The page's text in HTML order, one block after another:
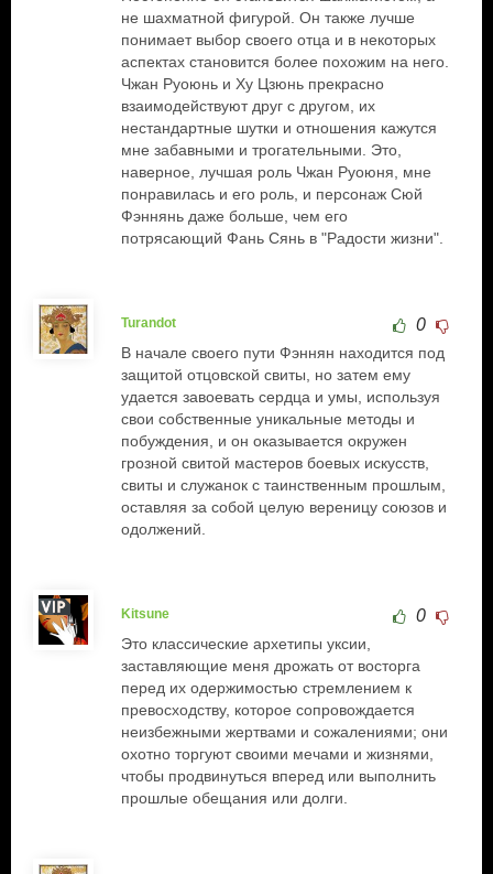
не шахматной фигурой. Он также лучше
понимает выбор своего отца и в некоторых
аспектах становится более похожим на него.
Чжан Руоюнь и Ху Цзюнь прекрасно
взаимодействуют друг с другом, их
нестандартные шутки и отношения кажутся
мне забавными и трогательными. Это,
наверное, лучшая роль Чжан Руоюня, мне
понравилась и его роль, и персонаж Сюй
Фэннянь даже больше, чем его
потрясающий Фань Сянь в "Радости жизни".
Turandot 0
В начале своего пути Фэннян находится под
защитой отцовской свиты, но затем ему
удается завоевать сердца и умы, используя
свои собственные уникальные методы и
побуждения, и он оказывается окружен
грозной свитой мастеров боевых искусств,
свиты и служанок с таинственным прошлым,
оставляя за собой целую вереницу союзов и
одолжений.
Kitsune 0
Это классические архетипы уксии,
заставляющие меня дрожать от восторга
перед их одержимостью стремлением к
превосходству, которое сопровождается
неизбежными жертвами и сожалениями; они
охотно торгуют своими мечами и жизнями,
чтобы продвинуться вперед или выполнить
прошлые обещания или долги.